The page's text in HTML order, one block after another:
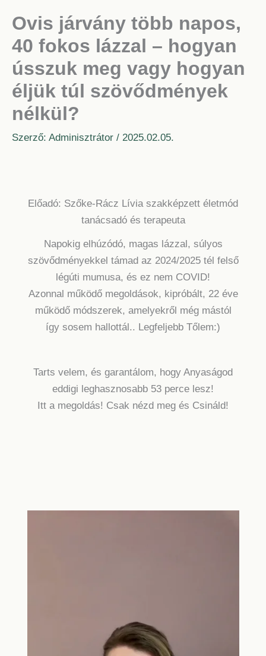
Ovis járvány több napos,
40 fokos lázzal – hogyan
ússzuk meg vagy hogyan
éljük túl szövődmények
nélkül?
Szerző: Adminisztrátor / 2025.02.05.
Előadó: Szőke-Rácz Lívia szakképzett életmód
tanácsadó és terapeuta
Napokig elhúzódó, magas lázzal, súlyos
szövődményekkel támad az 2024/2025 tél felső
légúti mumusa, és ez nem COVID!
Azonnal működő megoldások, kipróbált, 22 éve
működő módszerek, amelyekről még mástól
így sosem hallottál.. Legfeljebb Tőlem:)
Tarts velem, és garantálom, hogy Anyaságod
eddigi leghasznosabb 53 perce lesz!
Itt a megoldás! Csak nézd meg és Csináld!